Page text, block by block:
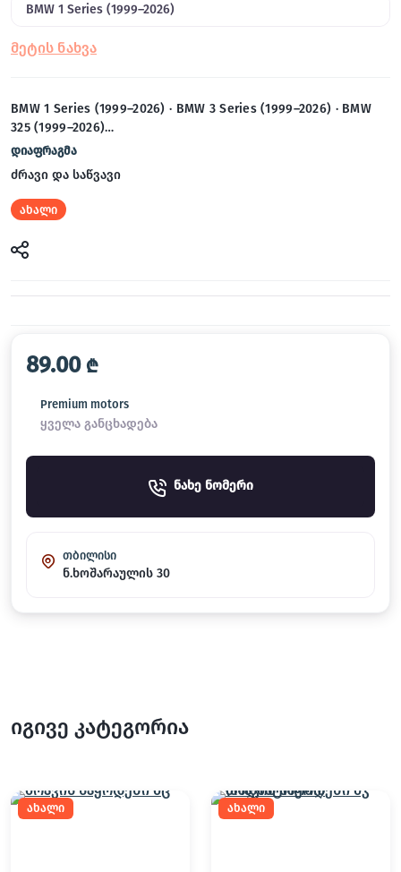
BMW 1 Series (1999–2026)
BMW 1 Series (1999–2026) · BMW 3 Series (1999–2026) · BMW
325 (1999–2026)…
დიაფრაგმა
ძრავი და საწვავი
ახალი
89.00 ₾
Premium motors
ყველა განცხადება
ნახე ნომერი
თბილისი
ნ.ხოშარაულის 30
იგივე კატეგორია
ახალი ახალი